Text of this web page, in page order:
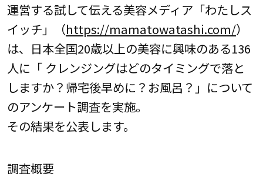
運営する試して伝える美容メディア「わたしス
イッチ」（https://mamatowatashi.com/）
は、日本全国20歳以上の美容に興味のある136
人に「 クレンジングはどのタイミングで落と
しますか？帰宅後早めに？お風呂？」について
のアンケート調査を実施。
その結果を公表します。
調査概要